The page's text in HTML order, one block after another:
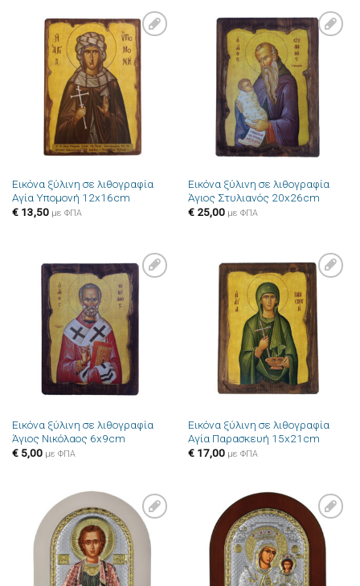
Πρόσθήκη
στην λίστα
επιθυμιών
Εικόνα ξύλινη σε λιθογραφία
Αγία Υπομονή 12x16cm
€13,50 με ΦΠΑ
Πρόσθήκη
στην λίστα
επιθυμιών
Εικόνα ξύλινη σε λιθογραφία
Άγιος Στυλιανός 20x26cm
€25,00 με ΦΠΑ
Πρόσθήκη
στην λίστα
επιθυμιών
Εικόνα ξύλινη σε λιθογραφία
Άγιος Νικόλαος 6x9cm
€5,00 με ΦΠΑ
Πρόσθήκη
στην λίστα
επιθυμιών
Εικόνα ξύλινη σε λιθογραφία
Αγία Παρασκευή 15x21cm
€17,00 με ΦΠΑ
Πρόσθήκη
στην λίστα
επιθυμιών
Πρόσθήκη
στην λίστα
επιθυμιών